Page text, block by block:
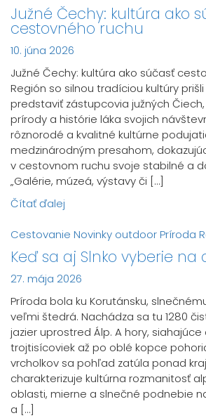
Južné Čechy: kultúra ako
cestovného ruchu
10. júna 2026
Južné Čechy: kultúra ako súčasť
Región so silnou tradíciou kultúry
predstaviť zástupcovia južných
prírody a histórie láka svojich
rôznorodé a kvalitné kultúrne
medzinárodným presahom,
v cestovnom ruchu svoje stabilné a
„Galérie, múzeá, výstavy či […]
Čítať ďalej
Cestovanie Novinky outdoorPríroda
Keď sa aj Slnko vyberie na
27. mája 2026
Príroda bola ku Korutánsku,
veľmi štedrá. Nachádza sa tu 1280
jazier uprostred Álp. A hory,
trojtisícoviek až po oblé kopce
vrcholkov sa pohľad zatúla ponad
charakterizuje kultúrna rozmanitosť
oblasti, mierne a slnečné podnebie
a […]